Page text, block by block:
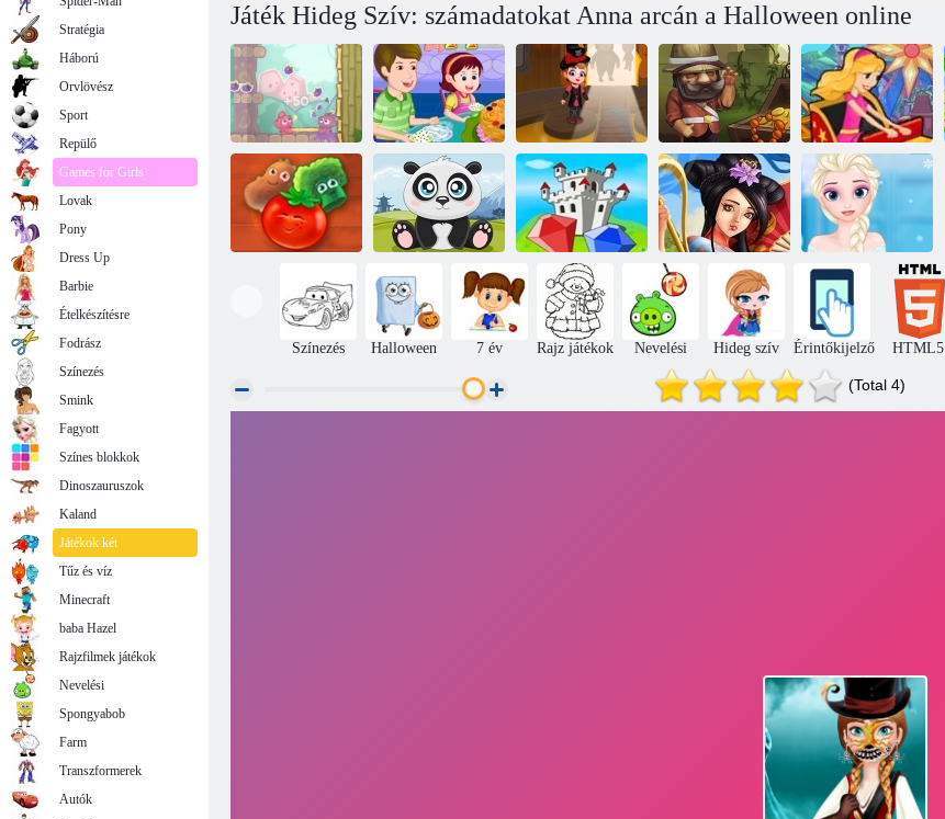
Játék Hideg Szív: számadatokat Anna arcán a Halloween online
Pomme Pomme
Sütés almás
sütemény
Baba Hazel
Halloween
Castle
Ókori kincsek
Izgalmas
rohanás 3
Farm puzzle
történet 2
Macskamedve
A
megsemmisítés a
kövek
Kincsek Ázsia
Fagyasztott.
Frizura tervezés
Színezés Halloween 7 év Rajz játékok Nevelési Hideg szív Érintőkijelző HTML5
(Total 4)
Stratégia
Háború
Orvlövész
Sport
Repülő
Games for Girls
Lovak
Pony
Dress Up
Barbie
Ételkészítésre
Fodrász
Színezés
Smink
Fagyott
Színes blokkok
Dinoszauruszok
Kaland
Játékok két
Tűz és víz
Minecraft
baba Hazel
Rajzfilmek játékok
Nevelési
Spongyabob
Farm
Transzformerek
Autók